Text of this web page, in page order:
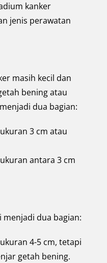
kanker
jenis perawatan
masih kecil dan
bening atau
dua bagian:
3 cm atau
antara 3 cm
dua bagian:
4-5 cm, tetapi
getah bening.